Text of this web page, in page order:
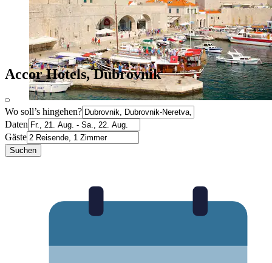
Accor Hotels, Dubrovnik
Wo soll’s hingehen?
Daten
Gäste
Suchen